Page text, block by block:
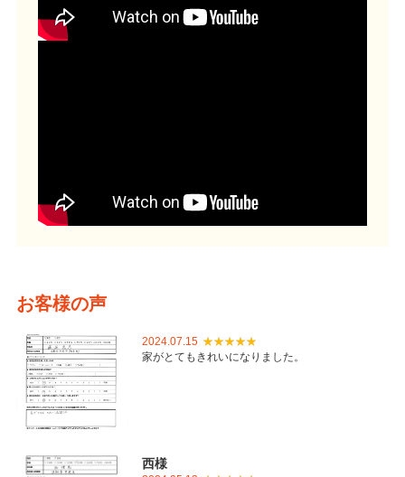
お客様の声
2024.07.15
家がとてもきれいになりました。
西様